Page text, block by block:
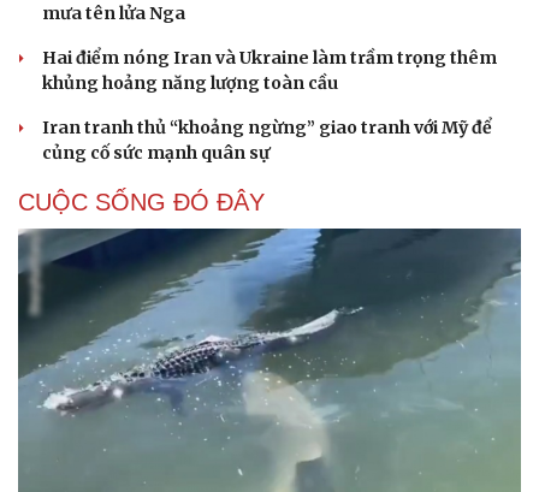
mưa tên lửa Nga
Hai điểm nóng Iran và Ukraine làm trầm trọng thêm
khủng hoảng năng lượng toàn cầu
Iran tranh thủ “khoảng ngừng” giao tranh với Mỹ để
củng cố sức mạnh quân sự
CUỘC SỐNG ĐÓ ĐÂY